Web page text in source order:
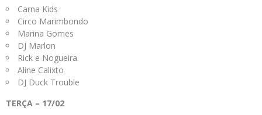
Carna Kids
Circo Marimbondo
Marina Gomes
DJ Marlon
Rick e Nogueira
Aline Calixto
DJ Duck Trouble
TERÇA – 17/02